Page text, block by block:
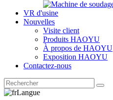
VR d'usine
Nouvelles
Visite client
Produits HAOYU
À propos de HAOYU
Exposition HAOYU
Contactez-nous
Langue